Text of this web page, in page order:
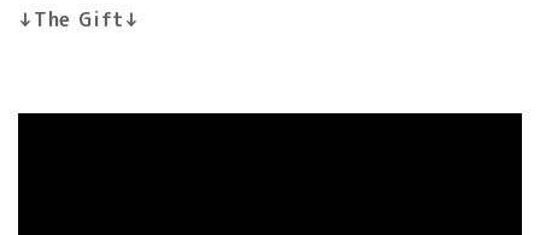
↓The Gift↓